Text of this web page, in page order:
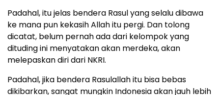
Padahal, itu jelas bendera Rasul yang selalu dibawa
ke mana pun kekasih Allah itu pergi. Dan tolong
dicatat, belum pernah ada dari kelompok yang
dituding ini menyatakan akan merdeka, akan
melepaskan diri dari NKRI.
Padahal, jika bendera Rasulallah itu bisa bebas
dikibarkan, sangat mungkin Indonesia akan jauh lebih